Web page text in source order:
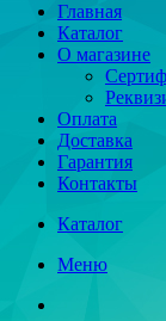
Главная
Каталог
О магазине
Оплата
Доставка
Гарантия
Контакты
Каталог
Меню